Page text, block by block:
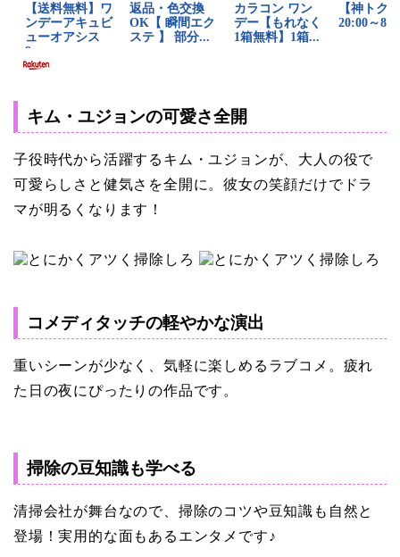
キム・ユジョンの可愛さ全開
子役時代から活躍するキム・ユジョンが、大人の役で
可愛らしさと健気さを全開に。彼女の笑顔だけでドラ
マが明るくなります！
コメディタッチの軽やかな演出
重いシーンが少なく、気軽に楽しめるラブコメ。疲れ
た日の夜にぴったりの作品です。
掃除の豆知識も学べる
清掃会社が舞台なので、掃除のコツや豆知識も自然と
登場！実用的な面もあるエンタメです♪